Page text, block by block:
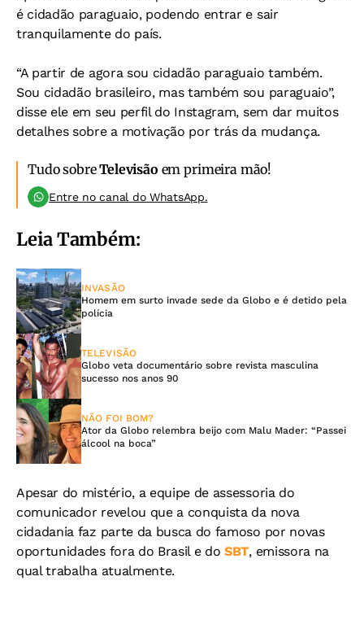
é cidadão paraguaio, podendo entrar e sair
tranquilamente do país.
“A partir de agora sou cidadão paraguaio também.
Sou cidadão brasileiro, mas também sou paraguaio”,
disse ele em seu perfil do Instagram, sem dar muitos
detalhes sobre a motivação por trás da mudança.
Tudo sobreTelevisão em primeira mão!
Entre no canal do WhatsApp.
Leia Também:
INVASÃO
Homem em surto invade sede da Globo e é detido pela
polícia
TELEVISÃO
Globo veta documentário sobre revista masculina
sucesso nos anos 90
NÃO FOI BOM?
Ator da Globo relembra beijo com Malu Mader: “Passei
álcool na boca”
Apesar do mistério, a equipe de assessoria do
comunicador revelou que a conquista da nova
cidadania faz parte da busca do famoso por novas
oportunidades fora do Brasil e doSBT, emissora na
qual trabalha atualmente.